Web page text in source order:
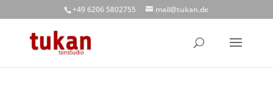
+49 6206 5802755 mail@tukan.de